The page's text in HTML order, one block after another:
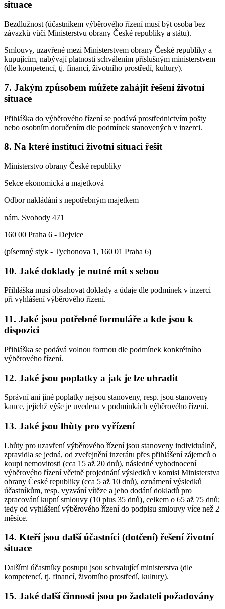
situace
Bezdlužnost (účastníkem výběrového řízení musí být osoba bez
závazků vůči Ministerstvu obrany České republiky a státu).
Smlouvy, uzavřené mezi Ministerstvem obrany České republiky a
kupujícím, nabývají platnosti schválením příslušným ministerstvem
(dle kompetencí, tj. financí, životního prostředí, kultury).
7. Jakým způsobem můžete zahájit řešení životní
situace
Přihláška do výběrového řízení se podává prostřednictvím pošty
nebo osobním doručením dle podmínek stanovených v inzerci.
8. Na které instituci životní situaci řešit
Ministerstvo obrany České republiky
Sekce ekonomická a majetková
Odbor nakládání s nepotřebným majetkem
nám. Svobody 471
160 00 Praha 6 - Dejvice
(písemný styk - Tychonova 1, 160 01 Praha 6)
10. Jaké doklady je nutné mít s sebou
Přihláška musí obsahovat doklady a údaje dle podmínek v inzerci
při vyhlášení výběrového řízení.
11. Jaké jsou potřebné formuláře a kde jsou k
dispozici
Přihláška se podává volnou formou dle podmínek konkrétního
výběrového řízení.
12. Jaké jsou poplatky a jak je lze uhradit
Správní ani jiné poplatky nejsou stanoveny, resp. jsou stanoveny
kauce, jejichž výše je uvedena v podmínkách výběrového řízení.
13. Jaké jsou lhůty pro vyřízení
Lhůty pro uzavření výběrového řízení jsou stanoveny individuálně,
zpravidla se jedná, od zveřejnění inzerátu přes přihlášení zájemců o
koupi nemovitosti (cca 15 až 20 dnů), následné vyhodnocení
výběrového řízení včetně projednání výsledků v komisi Ministerstva
obrany České republiky (cca 5 až 10 dnů), oznámení výsledků
účastníkům, resp. vyzvání vítěze a jeho dodání dokladů pro
zpracování kupní smlouvy (10 plus 35 dnů), celkem o 65 až 75 dnů;
tedy od vyhlášení výběrového řízení do podpisu smlouvy více než 2
měsíce.
14. Kteří jsou další účastníci (dotčení) řešení životní
situace
Dalšími účastníky postupu jsou schvalující ministerstva (dle
kompetencí, tj. financí, životního prostředí, kultury).
15. Jaké další činnosti jsou po žadateli požadovány